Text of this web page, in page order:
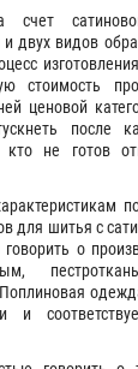
счет
и двух видов
стоимость
ценовой
после
кто не готов
для шитья с
о
и